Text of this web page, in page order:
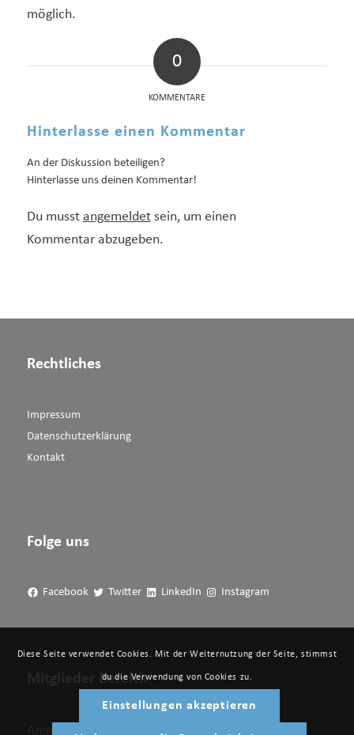
möglich.
0
KOMMENTARE
Hinterlasse einen Kommentar
An der Diskussion beteiligen?
Hinterlasse uns deinen Kommentar!
Du musst angemeldetsein, um einen
Kommentar abzugeben.
Rechtliches
Impressum
Datenschutzerklärung
Kontakt
Folge uns
Facebook Twitter LinkedIn Instagram
Mitglieder Bereich
Anmelden
Diese Seite verwendet Cookies. Mit der Weiternutzung der Seite, stimmst
du die Verwendung von Cookies zu.
Einstellungen akzeptieren